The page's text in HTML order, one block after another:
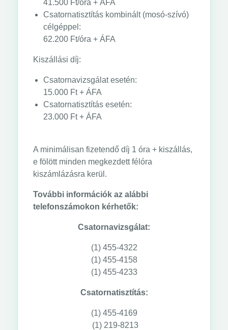
41.500 Ft/óra + ÁFA
Csatornatisztítás kombinált (mosó-szívó)
célgéppel:
62.200 Ft/óra + ÁFA
Kiszállási díj:
Csatornavizsgálat esetén:
15.000 Ft + ÁFA
Csatornatisztítás esetén:
23.000 Ft + ÁFA
A minimálisan fizetendő díj 1 óra + kiszállás,
e fölött minden megkezdett félóra
kiszámlázásra kerül.
További információk az alábbi
telefonszámokon kérhetők:
Csatornavizsgálat:
(1) 455-4322
(1) 455-4158
(1) 455-4233
Csatornatisztítás:
(1) 455-4169
(1) 219-8213